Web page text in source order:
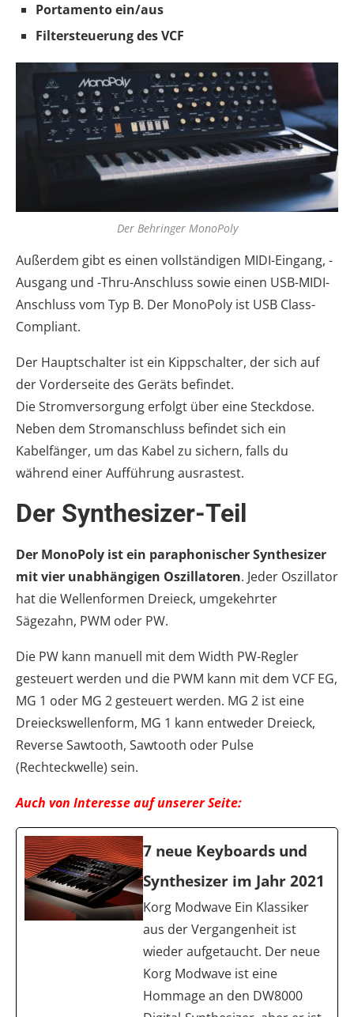
Portamento ein/aus
Filtersteuerung des VCF
Der Behringer MonoPoly
Außerdem gibt es einen vollständigen MIDI-Eingang, -
Ausgang und -Thru-Anschluss sowie einen USB-MIDI-
Anschluss vom Typ B. Der MonoPoly ist USB Class-
Compliant.
Der Hauptschalter ist ein Kippschalter, der sich auf
der Vorderseite des Geräts befindet.
Die Stromversorgung erfolgt über eine Steckdose.
Neben dem Stromanschluss befindet sich ein
Kabelfänger, um das Kabel zu sichern, falls du
während einer Aufführung ausrastest.
Der Synthesizer-Teil
Der MonoPoly ist ein paraphonischer Synthesizer
mit vier unabhängigen Oszillatoren. Jeder Oszillator
hat die Wellenformen Dreieck, umgekehrter
Sägezahn, PWM oder PW.
Die PW kann manuell mit dem Width PW-Regler
gesteuert werden und die PWM kann mit dem VCF EG,
MG 1 oder MG 2 gesteuert werden. MG 2 ist eine
Dreieckswellenform, MG 1 kann entweder Dreieck,
Reverse Sawtooth, Sawtooth oder Pulse
(Rechteckwelle) sein.
Auch von Interesse auf unserer Seite:
7 neue Keyboards und
Synthesizer im Jahr 2021
Korg Modwave Ein Klassiker
aus der Vergangenheit ist
wieder aufgetaucht. Der neue
Korg Modwave ist eine
Hommage an den DW8000